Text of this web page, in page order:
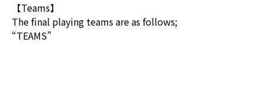
【Teams】
The final playing teams are as follows;
“TEAMS”